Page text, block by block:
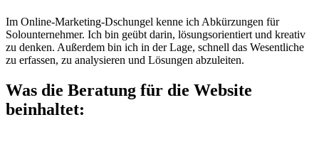
Im Online-Marketing-Dschungel kenne ich Abkürzungen für
Solounternehmer. Ich bin geübt darin, lösungsorientiert und kreativ
zu denken. Außerdem bin ich in der Lage, schnell das Wesentliche
zu erfassen, zu analysieren und Lösungen abzuleiten.
Was die Beratung für die Website
beinhaltet: